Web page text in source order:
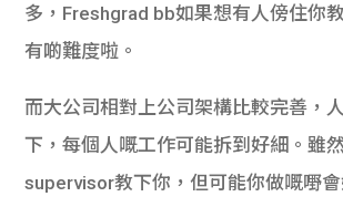
多，Freshgrad bb如果想有人傍住你
有啲難度啦。
而大公司相對上公司架構比較完善，
下，每個人嘅工作可能拆到好細。雖
supervisor教下你，但可能你做嘅嘢